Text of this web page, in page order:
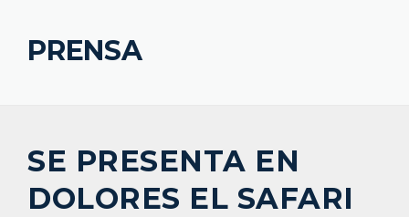
PRENSA
SE PRESENTA EN
DOLORES EL SAFARI